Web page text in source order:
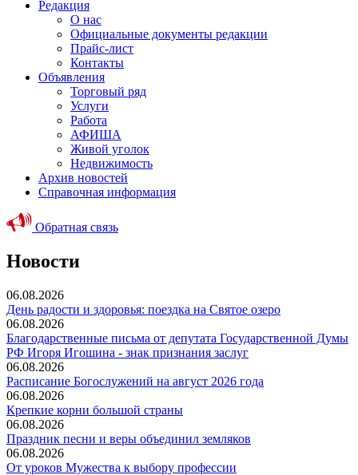
Редакция
О нас
Официальные документы редакции
Прайс-лист
Контакты
Объявления
Торговый ряд
Услуги
Работа
АФИША
Живой уголок
Недвижимость
Архив новостей
Справочная информация
Обратная связь
Новости
06.08.2026
День радости и здоровья: поездка на Святое озеро
06.08.2026
Благодарственные письма от депутата Государственной Думы
РФ Игоря Игошина - знак признания заслуг
06.08.2026
Расписание Богослужений на август 2026 года
06.08.2026
Крепкие корни большой страны
06.08.2026
Праздник песни и веры объединил земляков
06.08.2026
От уроков Мужества к выбору профессии